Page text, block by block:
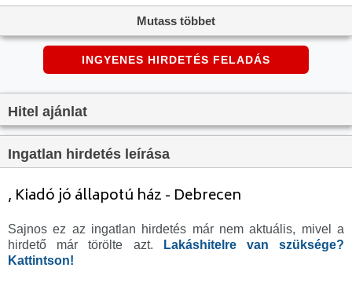
Nem
Építés éve:
1986
Szobaszám:
Állapot:
Jó állapotú
Hány szintes az ingatlan:
Komfortosság:
Parkolási lehetőség:
nincs megadva
Bútorozottság:
nincs megadva
Fényviszony:
Mutass többet
INGYENES HIRDETÉS FELADÁS
Hitel ajánlat
Ingatlan hirdetés leírása
, Kiadó jó állapotú ház - Debrecen
Sajnos ez az ingatlan hirdetés már nem aktuális, mivel a
hirdető már törölte azt.
Lakáshitelre van szüksége?
Kattintson!